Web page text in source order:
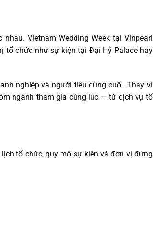
Vietnam Wedding Week tại Vinpearl
tổ chức như sự kiện tại Đại Hỷ Palace hay
nghiệp và người tiêu dùng cuối. Thay vì
ngành tham gia cùng lúc — từ dịch vụ tổ
tổ chức, quy mô sự kiện và đơn vị đứng